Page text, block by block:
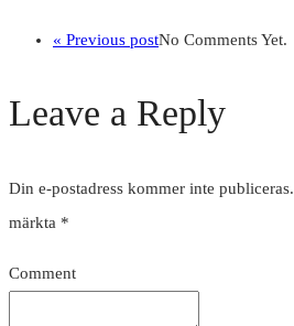
« Previous postNo Comments Yet.
Leave a Reply
Din e-postadress kommer inte publiceras.
märkta *
Comment